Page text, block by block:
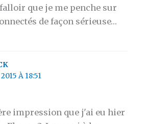
que je me penche sur
de façon sérieuse…
À 18:51
impression que j'ai eu hier